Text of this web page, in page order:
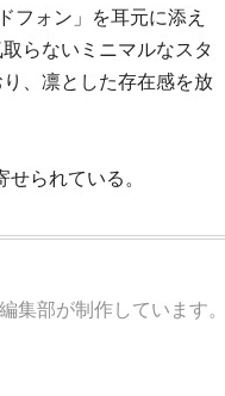
フォン」を耳元に添え
らないミニマルなスタ
、凛とした存在感を放
られている。
集部が制作しています。